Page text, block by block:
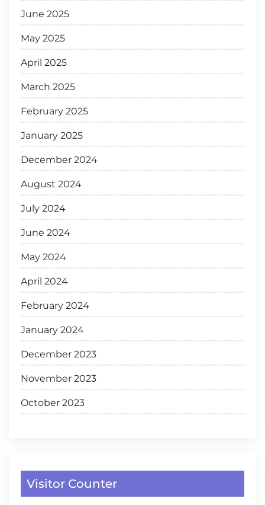
June 2025
May 2025
April 2025
March 2025
February 2025
January 2025
December 2024
August 2024
July 2024
June 2024
May 2024
April 2024
February 2024
January 2024
December 2023
November 2023
October 2023
Visitor Counter